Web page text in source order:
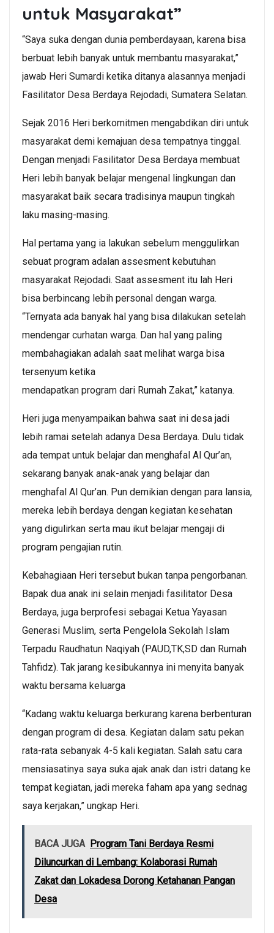
untuk Masyarakat”
“Saya suka dengan dunia pemberdayaan, karena bisa
berbuat lebih banyak untuk membantu masyarakat,”
jawab Heri Sumardi ketika ditanya alasannya menjadi
Fasilitator Desa Berdaya Rejodadi, Sumatera Selatan.
Sejak 2016 Heri berkomitmen mengabdikan diri untuk
masyarakat demi kemajuan desa tempatnya tinggal.
Dengan menjadi Fasilitator Desa Berdaya membuat
Heri lebih banyak belajar mengenal lingkungan dan
masyarakat baik secara tradisinya maupun tingkah
laku masing-masing.
Hal pertama yang ia lakukan sebelum menggulirkan
sebuat program adalan assesment kebutuhan
masyarakat Rejodadi. Saat assesment itu lah Heri
bisa berbincang lebih personal dengan warga.
“Ternyata ada banyak hal yang bisa dilakukan setelah
mendengar curhatan warga. Dan hal yang paling
membahagiakan adalah saat melihat warga bisa
tersenyum ketika
mendapatkan program dari Rumah Zakat,” katanya.
Heri juga menyampaikan bahwa saat ini desa jadi
lebih ramai setelah adanya Desa Berdaya. Dulu tidak
ada tempat untuk belajar dan menghafal Al Qur’an,
sekarang banyak anak-anak yang belajar dan
menghafal Al Qur’an. Pun demikian dengan para lansia,
mereka lebih berdaya dengan kegiatan kesehatan
yang digulirkan serta mau ikut belajar mengaji di
program pengajian rutin.
Kebahagiaan Heri tersebut bukan tanpa pengorbanan.
Bapak dua anak ini selain menjadi fasilitator Desa
Berdaya, juga berprofesi sebagai Ketua Yayasan
Generasi Muslim, serta Pengelola Sekolah Islam
Terpadu Raudhatun Naqiyah (PAUD,TK,SD dan Rumah
Tahfidz). Tak jarang kesibukannya ini menyita banyak
waktu bersama keluarga
“Kadang waktu keluarga berkurang karena berbenturan
dengan program di desa. Kegiatan dalam satu pekan
rata-rata sebanyak 4-5 kali kegiatan. Salah satu cara
mensiasatinya saya suka ajak anak dan istri datang ke
tempat kegiatan, jadi mereka faham apa yang sednag
saya kerjakan,” ungkap Heri.
BACA JUGA Program Tani Berdaya Resmi
Diluncurkan di Lembang: Kolaborasi Rumah
Zakat dan Lokadesa Dorong Ketahanan Pangan
Desa